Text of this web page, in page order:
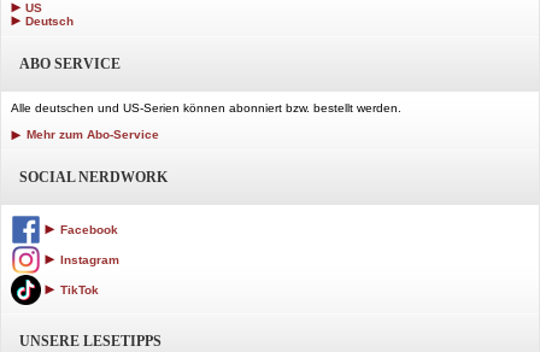
US
Deutsch
ABO SERVICE
Alle deutschen und US-Serien können abonniert bzw. bestellt werden.
Mehr zum Abo-Service
SOCIAL NERDWORK
Facebook
Instagram
TikTok
UNSERE LESETIPPS